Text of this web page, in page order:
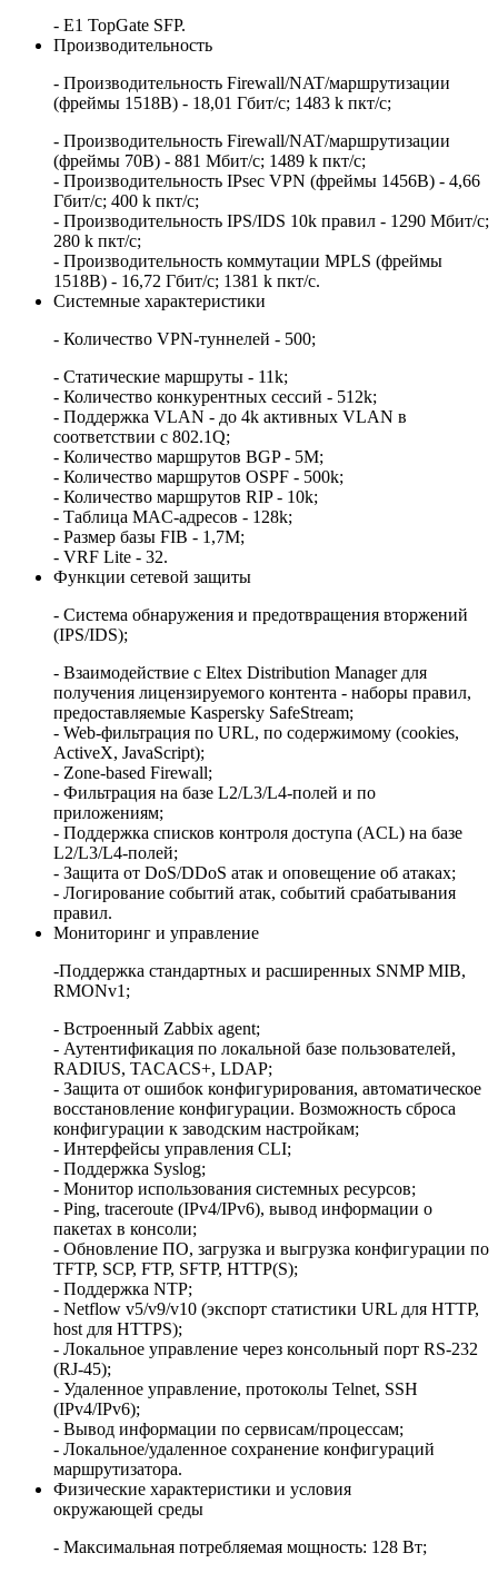
- E1 TopGate SFP.
Производительность
- Производительность Firewall/NAT/маршрутизации
(фреймы 1518B) - 18,01 Гбит/c; 1483 k пкт/с;
- Производительность Firewall/NAT/маршрутизации
(фреймы 70B) - 881 Мбит/c; 1489 k пкт/c;
- Производительность IPsec VPN (фреймы 1456B) - 4,66
Гбит/c; 400 k пкт/с;
- Производительность IPS/IDS 10k правил - 1290 Мбит/c;
280 k пкт/с;
- Производительность коммутации MPLS (фреймы
1518B) - 16,72 Гбит/с; 1381 k пкт/с.
Системные характеристики
- Количество VPN-туннелей - 500;
- Статические маршруты - 11k;
- Количество конкурентных сессий - 512k;
- Поддержка VLAN - до 4k активных VLAN в
соответствии с 802.1Q;
- Количество маршрутов BGP - 5M;
- Количество маршрутов OSPF - 500k;
- Количество маршрутов RIP - 10k;
- Таблица MAC-адресов - 128k;
- Размер базы FIB - 1,7M;
- VRF Lite - 32.
Функции сетевой защиты
- Система обнаружения и предотвращения вторжений
(IPS/IDS);
- Взаимодействие с Eltex Distribution Manager для
получения лицензируемого контента - наборы правил,
предоставляемые Kaspersky SafeStream;
- Web-фильтрация по URL, по содержимому (cookies,
ActiveX, JavaScript);
- Zone-based Firewall;
- Фильтрация на базе L2/L3/L4-полей и по
приложениям;
- Поддержка списков контроля доступа (ACL) на базе
L2/L3/L4-полей;
- Защита от DoS/DDoS атак и оповещение об атаках;
- Логирование событий атак, событий срабатывания
правил.
Мониторинг и управление
-Поддержка стандартных и расширенных SNMP MIB,
RMONv1;
- Встроенный Zabbix agent;
- Аутентификация по локальной базе пользователей,
RADIUS, TACACS+, LDAP;
- Защита от ошибок конфигурирования, автоматическое
восстановление конфигурации. Возможность сброса
конфигурации к заводским настройкам;
- Интерфейсы управления CLI;
- Поддержка Syslog;
- Монитор использования системных ресурсов;
- Ping, traceroute (IPv4/IPv6), вывод информации о
пакетах в консоли;
- Обновление ПО, загрузка и выгрузка конфигурации по
TFTP, SCP, FTP, SFTP, HTTP(S);
- Поддержка NTP;
- Netflow v5/v9/v10 (экспорт статистики URL для HTTP,
host для HTTPS);
- Локальное управление через консольный порт RS-232
(RJ-45);
- Удаленное управление, протоколы Telnet, SSH
(IPv4/IPv6);
- Вывод информации по сервисам/процессам;
- Локальное/удаленное сохранение конфигураций
маршрутизатора.
Физические характеристики и условия
окружающей среды
- Максимальная потребляемая мощность: 128 Вт;